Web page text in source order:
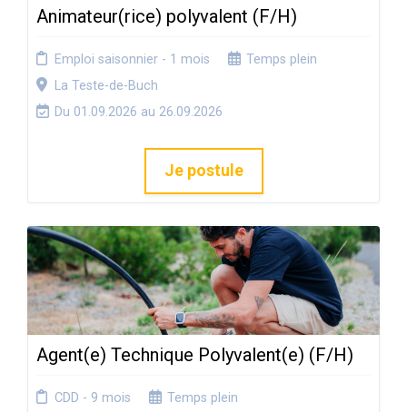
Animateur(rice) polyvalent (F/H)
Emploi saisonnier - 1 mois
Temps plein
La Teste-de-Buch
Du 01.09.2026 au 26.09.2026
Je postule
Agent(e) Technique Polyvalent(e) (F/H)
CDD - 9 mois
Temps plein